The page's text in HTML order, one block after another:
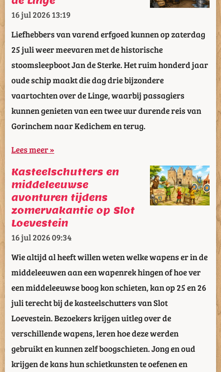
16 jul 202613:19
Liefhebbers van varend erfgoed kunnen op zaterdag
25 juli weer meevaren met de historische
stoomsleepboot Jan de Sterke. Het ruim honderd jaar
oude schip maakt die dag drie bijzondere
vaartochten over de Linge, waarbij passagiers
kunnen genieten van een twee uur durende reis van
Gorinchem naar Kedichem en terug.
Lees meer »
Kasteelschutters en
middeleeuwse
avonturen tijdens
zomervakantie op Slot
Loevestein
16 jul 202609:34
Wie altijd al heeft willen weten welke wapens er in de
middeleeuwen aan een wapenrek hingen of hoe ver
een middeleeuwse boog kon schieten, kan op 25 en 26
juli terecht bij de kasteelschutters van Slot
Loevestein. Bezoekers krijgen uitleg over de
verschillende wapens, leren hoe deze werden
gebruikt en kunnen zelf boogschieten. Jong en oud
krijgen de kans hun schietkunsten te oefenen en